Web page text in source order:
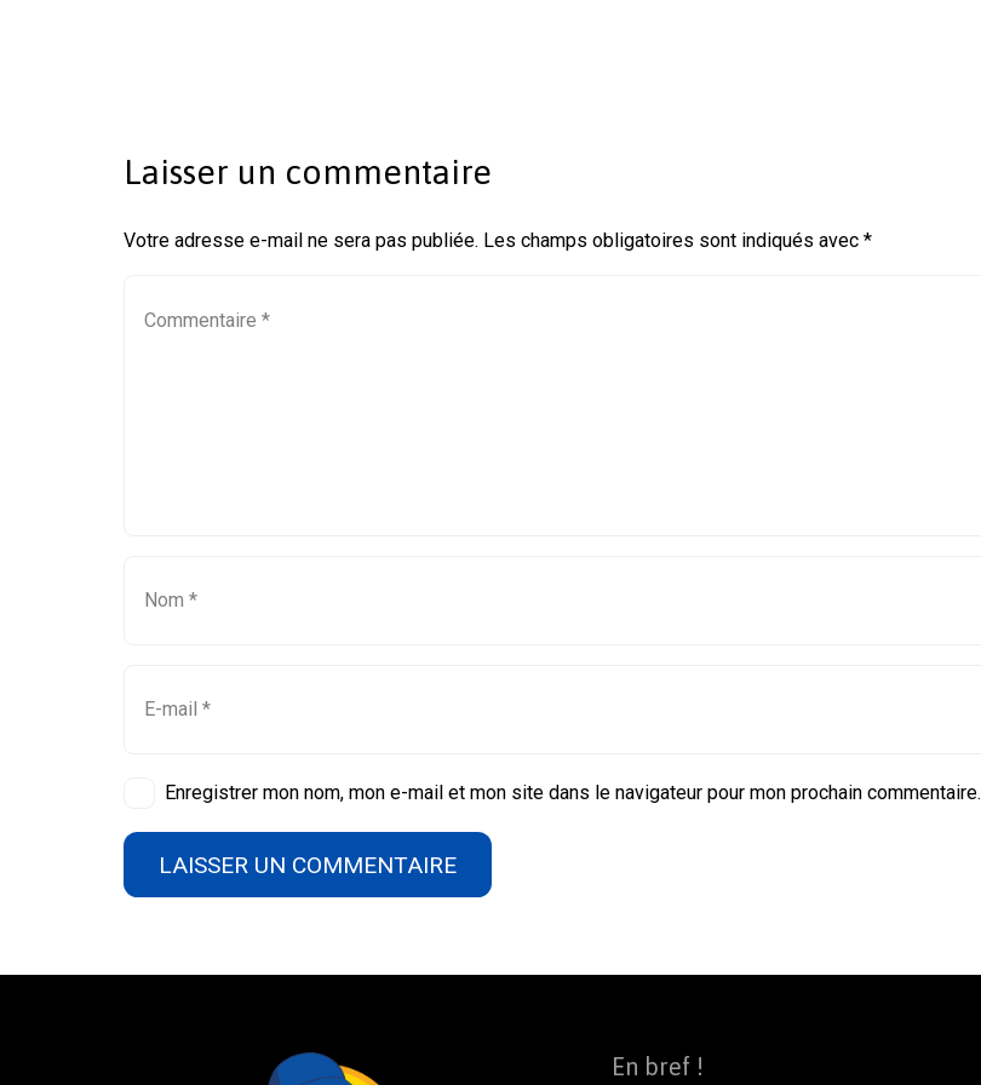
Laisser un commentaire
Votre adresse e-mail ne sera pas publiée. Les champs obligatoires sont indiqués avec *
Enregistrer mon nom, mon e-mail et mon site dans le navigateur pour mon prochain commentaire.
LAISSER UN COMMENTAIRE
En bref !